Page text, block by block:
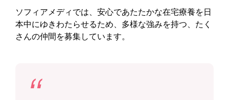
ソフィアメディでは、安心であたたかな在宅療養を日
本中にゆきわたらせるため、多様な強みを持つ、たく
さんの仲間を募集しています。